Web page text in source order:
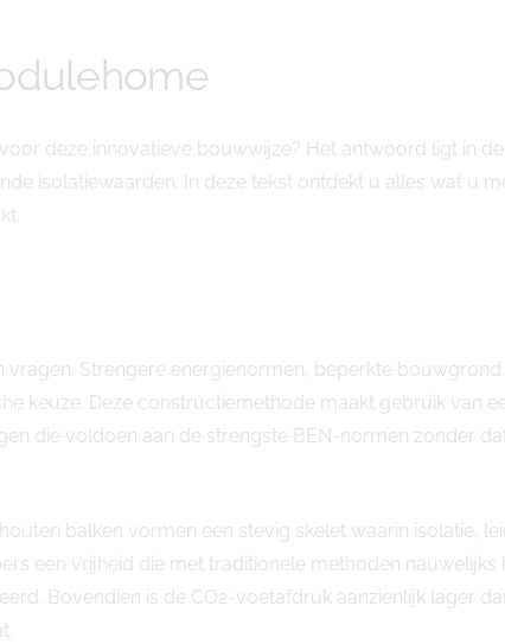
deze innovatieve bouwwijze? Het antwoord ligt in
isolatiewaarden. In deze tekst ontdekt u alles wat u
Strengere energienormen, beperkte
keuze. Deze constructiemethode maakt gebruik van
die voldoen aan de strengste BEN-normen zonder
balken vormen een stevig skelet waarin isolatie,
een vrijheid die met traditionele methoden nauwelijks
Bovendien is de CO2-voetafdruk aanzienlijk lager